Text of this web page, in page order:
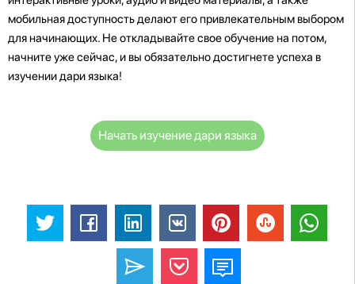
мобильная доступность делают его привлекательным выбором
для начинающих. Не откладывайте свое обучение на потом,
начните уже сейчас, и вы обязательно достигнете успеха в
изучении дари языка!
Начать изучение дари языка